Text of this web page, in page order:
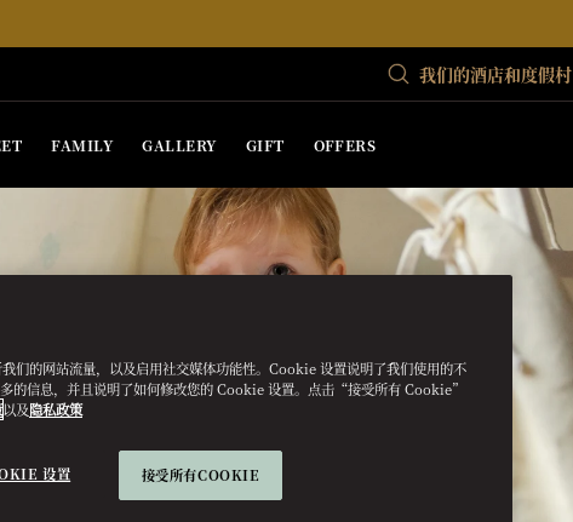
我们的酒店和度假村
FAMILY GALLERY GIFT OFFERS
们的网站流量，以及启用社交媒体功能性。Cookie 设置说明了我们使用的不
的信息，并且说明了如何修改您的 Cookie 设置。点击“接受所有 Cookie”
以及隐私政策
设置 接受所有COOKIE